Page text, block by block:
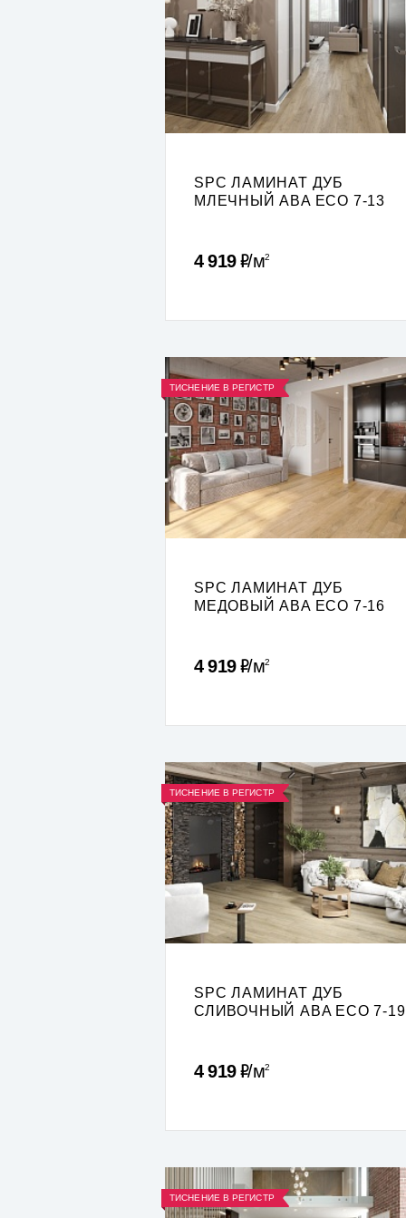
SPC ЛАМИНАТ ДУБ
МЛЕЧНЫЙ ABA ECO 7-13
4 919Р м2
ТИСНЕНИЕ В РЕГИСТР
SPC ЛАМИНАТ ДУБ
МЕДОВЫЙ ABA ECO 7-16
4 919Р м2
ТИСНЕНИЕ В РЕГИСТР
SPC ЛАМИНАТ ДУБ
СЛИВОЧНЫЙ ABA ECO 7-19
4 919Р м2
ТИСНЕНИЕ В РЕГИСТР